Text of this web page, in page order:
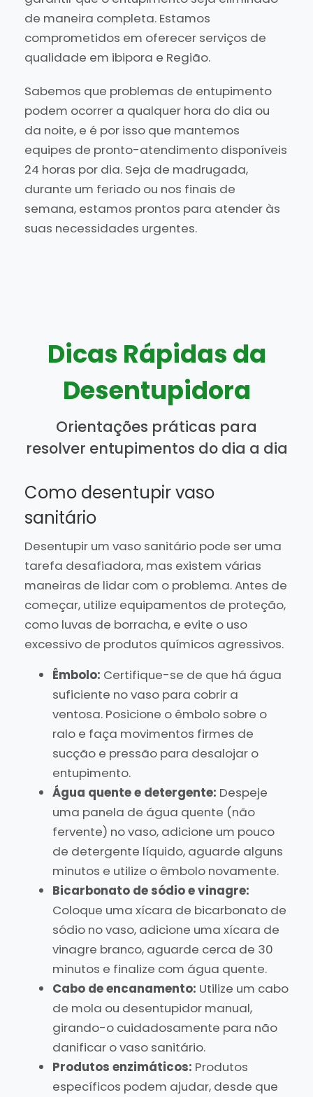
de maneira completa. Estamos
comprometidos em oferecer serviços de
qualidade em ibipora e Região.
Sabemos que problemas de entupimento
podem ocorrer a qualquer hora do dia ou
da noite, e é por isso que mantemos
equipes de pronto-atendimento disponíveis
24 horas por dia. Seja de madrugada,
durante um feriado ou nos finais de
semana, estamos prontos para atender às
suas necessidades urgentes.
Dicas Rápidas da
Desentupidora
Orientações práticas para
resolver entupimentos do dia a dia
Como desentupir vaso
sanitário
Desentupir um vaso sanitário pode ser uma
tarefa desafiadora, mas existem várias
maneiras de lidar com o problema. Antes de
começar, utilize equipamentos de proteção,
como luvas de borracha, e evite o uso
excessivo de produtos químicos agressivos.
Êmbolo: Certifique-se de que há água
suficiente no vaso para cobrir a
ventosa. Posicione o êmbolo sobre o
ralo e faça movimentos firmes de
sucção e pressão para desalojar o
entupimento.
Água quente e detergente: Despeje
uma panela de água quente (não
fervente) no vaso, adicione um pouco
de detergente líquido, aguarde alguns
minutos e utilize o êmbolo novamente.
Bicarbonato de sódio e vinagre:
Coloque uma xícara de bicarbonato de
sódio no vaso, adicione uma xícara de
vinagre branco, aguarde cerca de 30
minutos e finalize com água quente.
Cabo de encanamento: Utilize um cabo
de mola ou desentupidor manual,
girando-o cuidadosamente para não
danificar o vaso sanitário.
Produtos enzimáticos: Produtos
específicos podem ajudar, desde que